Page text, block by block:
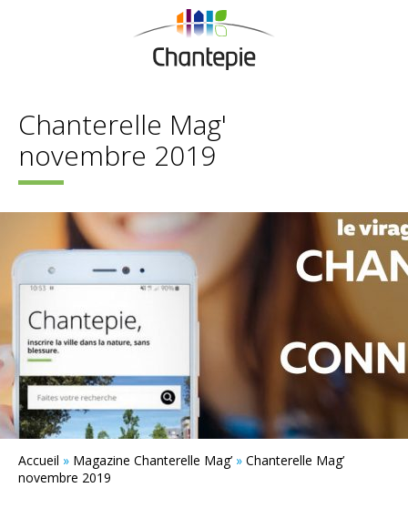
Chanterelle Mag'
novembre 2019
Accueil » Magazine Chanterelle Mag’ » Chanterelle Mag’
novembre 2019